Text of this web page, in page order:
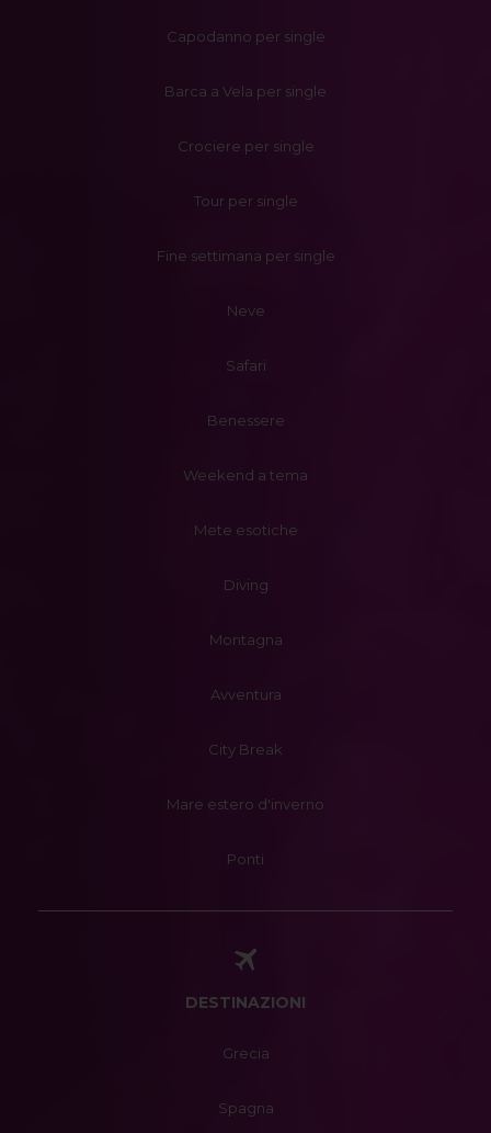
Capodanno per single
Barca a Vela per single
Crociere per single
Tour per single
Fine settimana per single
Neve
Safari
Benessere
Weekend a tema
Mete esotiche
Diving
Montagna
Avventura
City Break
Mare estero d'inverno
Ponti
DESTINAZIONI
Grecia
Spagna